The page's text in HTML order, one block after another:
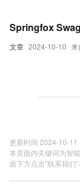
文章 2024-10-10 来
Springfox
更新时间 2024-10-11
本页面内关键词为智
面下方点击"联系我们"